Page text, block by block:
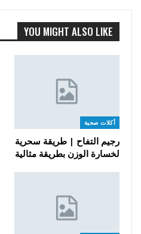
YOU MIGHT ALSO LIKE
أكلات صحية
رجيم التفاح | طريقة سحرية
لخسارة الوزن بطريقة مثالية